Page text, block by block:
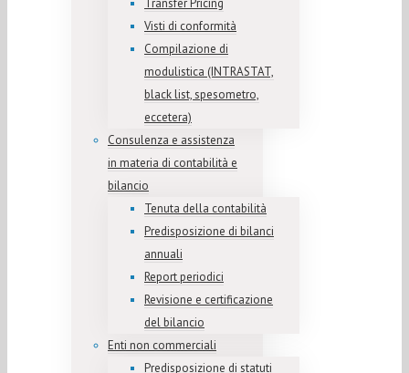
Transfer Pricing
Visti di conformità
Compilazione di
modulistica (INTRASTAT,
black list, spesometro,
eccetera)
Consulenza e assistenza
in materia di contabilità e
bilancio
Tenuta della contabilità
Predisposizione di bilanci
annuali
Report periodici
Revisione e certificazione
del bilancio
Enti non commerciali
Predisposizione di statuti